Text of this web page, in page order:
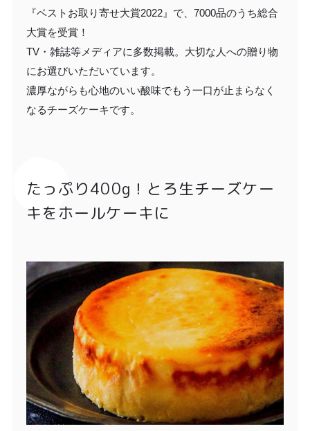
『ベストお取り寄せ大賞2022』で、7000品のうち総合
大賞を受賞！
TV・雑誌等メディアに多数掲載。大切な人への贈り物
にお選びいただいています。
濃厚ながらも心地のいい酸味でもう一口が止まらなく
なるチーズケーキです。
たっぷり400g！とろ生チーズケー
キをホールケーキに